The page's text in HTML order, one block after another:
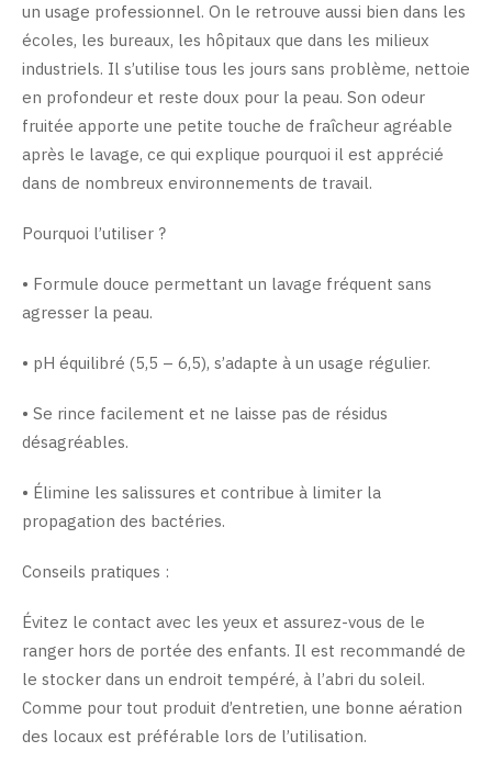
un usage professionnel. On le retrouve aussi bien dans les
écoles, les bureaux, les hôpitaux que dans les milieux
industriels. Il s’utilise tous les jours sans problème, nettoie
en profondeur et reste doux pour la peau. Son odeur
fruitée apporte une petite touche de fraîcheur agréable
après le lavage, ce qui explique pourquoi il est apprécié
dans de nombreux environnements de travail.
Pourquoi l’utiliser ?
• Formule douce permettant un lavage fréquent sans
agresser la peau.
• pH équilibré (5,5 – 6,5), s’adapte à un usage régulier.
• Se rince facilement et ne laisse pas de résidus
désagréables.
• Élimine les salissures et contribue à limiter la
propagation des bactéries.
Conseils pratiques :
Évitez le contact avec les yeux et assurez-vous de le
ranger hors de portée des enfants. Il est recommandé de
le stocker dans un endroit tempéré, à l’abri du soleil.
Comme pour tout produit d’entretien, une bonne aération
des locaux est préférable lors de l’utilisation.